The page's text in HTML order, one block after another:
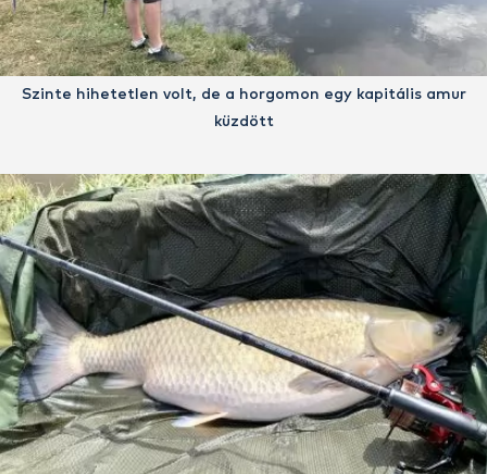
Szinte hihetetlen volt, de a horgomon egy kapitális amur
küzdött